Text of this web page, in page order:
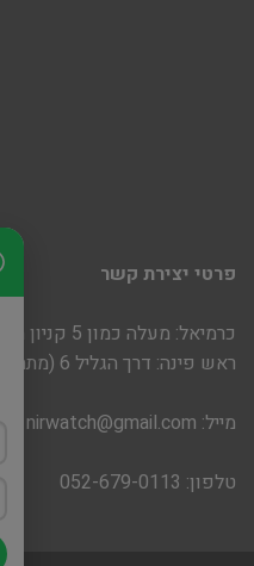
פרטי יצירת קשר
כרמיאל: מעלה כמון 5 קניון חוצות
ראש פינה: דרך הגליל 6 (מתחם שופינה)
מייל: nirwatch@gmail.com
טלפון: 052-679-0113